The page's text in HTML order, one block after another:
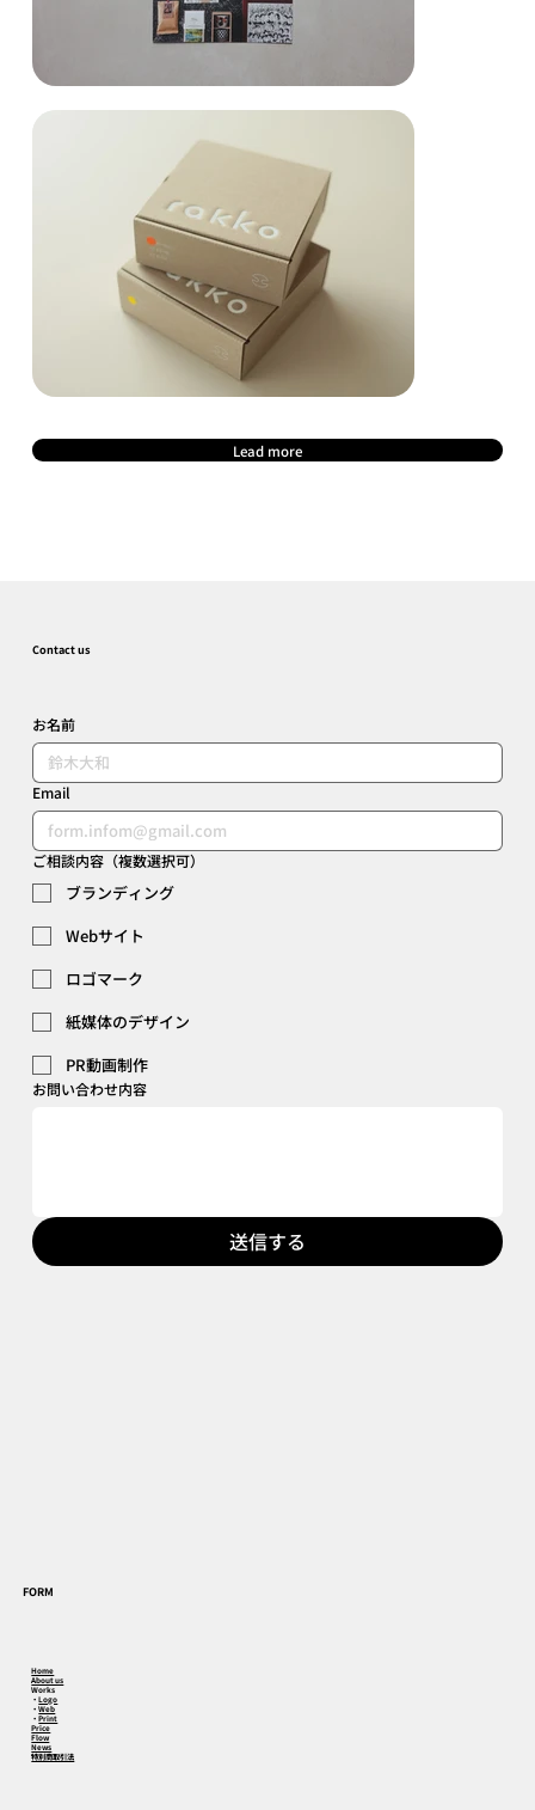
Lead more
お名前
Email
ご相談内容（複数選択可）
ブランディング
Webサイト
ロゴマーク
紙媒体のデザイン
PR動画制作
お問い合わせ内容
送信する
FORM
Home
About us
Works
・Logo
・Web
・Print
Price
Flow
News
特別商取引法
Contact us